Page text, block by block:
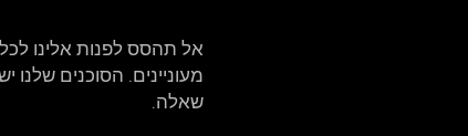
אל תהסס לפנות אלינו
מעוניינים. הסוכנים שלנו
שאלה.